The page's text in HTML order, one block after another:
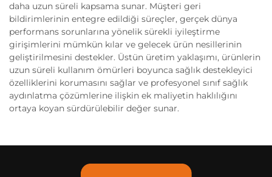
daha uzun süreli kapsama sunar. Müşteri geri
bildirimlerinin entegre edildiği süreçler, gerçek dünya
performans sorunlarına yönelik sürekli iyileştirme
girişimlerini mümkün kılar ve gelecek ürün nesillerinin
geliştirilmesini destekler. Üstün üretim yaklaşımı, ürünlerin
uzun süreli kullanım ömürleri boyunca sağlık destekleyici
özelliklerini korumasını sağlar ve profesyonel sınıf sağlık
aydınlatma çözümlerine ilişkin ek maliyetin haklılığını
ortaya koyan sürdürülebilir değer sunar.